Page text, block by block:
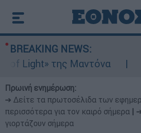
BREAKING NEWS:
της Μαντόνα
Πρωινή ενημέρωση:
➔ Δείτε τα πρωτοσέλιδα των
περισσότερα για τον καιρό σήμερα
γιορτάζουν σήμερα